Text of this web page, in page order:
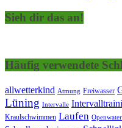
Sieh dir das an!
Häufig verwendete
allwetterkind Atmung Freiwasser
Lüning Intervalle
Kraulschwimmen Laufen Openwater